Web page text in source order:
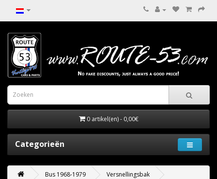
0 artikel(en) - 0,00€
Categorieën
Bus 1968-1979 Versnellingsbak